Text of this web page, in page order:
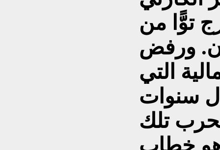
توًّا من
ورفض
التي
سنوات